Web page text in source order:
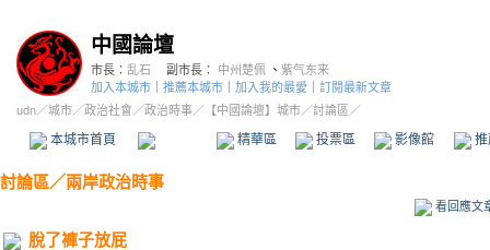
中國論壇
市長： 乱石 副市長： 中州楚佩 、 紫气东来
加入本城市
推薦本城市 加入我的最愛
訂閱最新文章
udn／城市／政治社會 ／政治時事／ 【中國論壇】城市／討論區／
本城市首頁 精華區 投票區 影像館
討論區／兩岸政治時事
看回應文
脫了褲子放屁